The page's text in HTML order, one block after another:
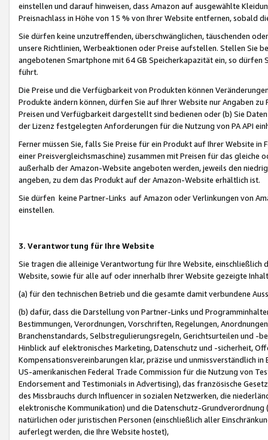
einstellen und darauf hinweisen, dass Amazon auf ausgewählte
Preisnachlass in Höhe von 15 % von Ihrer Website entfernen, sobald
Sie dürfen keine unzutreffenden, überschwänglichen, täuschenden
unsere Richtlinien, Werbeaktionen oder Preise aufstellen. Stellen Sie
angebotenen Smartphone mit 64 GB Speicherkapazität ein, so dürfen
führt.
Die Preise und die Verfügbarkeit von Produkten können
Produkte ändern können, dürfen Sie auf Ihrer Website nur Angaben
Preisen und Verfügbarkeit dargestellt sind bedienen oder (b) Sie
der Lizenz festgelegten Anforderungen für die Nutzung von PA API
Ferner müssen Sie, falls Sie Preise für ein Produkt auf Ihrer Website
einer Preisvergleichsmaschine) zusammen mit Preisen für das
außerhalb der Amazon-Website angeboten werden, jeweils den
angeben, zu dem das Produkt auf der Amazon-Website erhältlich ist.
Sie dürfen keine Partner-Links auf Amazon oder Verlinkungen von
einstellen.
3. Verantwortung für Ihre Website
Sie tragen die alleinige Verantwortung für Ihre Website,
Website, sowie für alle auf oder innerhalb Ihrer Website gezeigte
(a) für den technischen Betrieb und die gesamte damit verbundene
(b) dafür, dass die Darstellung von Partner-Links und
Bestimmungen, Verordnungen, Vorschriften, Regelungen,
Branchenstandards, Selbstregulierungsregeln, Gerichtsurteilen und -
Hinblick auf elektronisches Marketing, Datenschutz und -sicherheit,
Kompensationsvereinbarungen klar, präzise und unmissverständlich
US-amerikanischen Federal Trade Commission für die Nutzung von
Endorsement and Testimonials in Advertising), das französische
des Missbrauchs durch Influencer in sozialen Netzwerken, die
elektronische Kommunikation) und die Datenschutz-
natürlichen oder juristischen Personen (einschließlich aller
auferlegt werden, die Ihre Website hostet),